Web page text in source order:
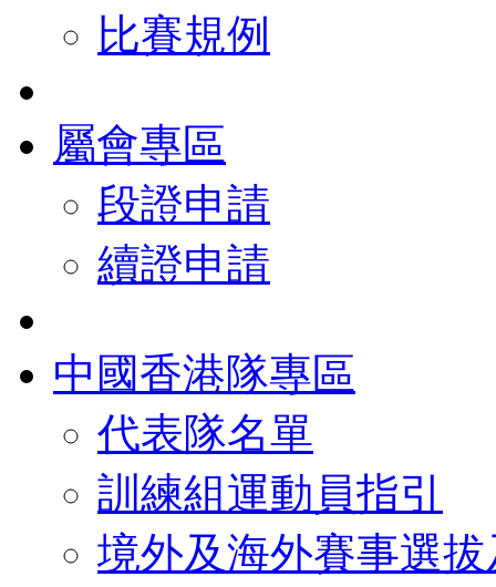
比賽規例
屬會專區
段證申請
續證申請
中國香港隊專區
代表隊名單
訓練組運動員指引
境外及海外賽事選